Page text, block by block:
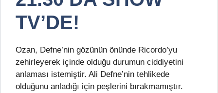
TV’DE!
Ozan, Defne’nin gözünün önünde Ricordo’yu
zehirleyerek içinde olduğu durumun ciddiyetini
anlaması istemiştir. Ali Defne’nin tehlikede
olduğunu anladığı için peşlerini bırakmamıştır.